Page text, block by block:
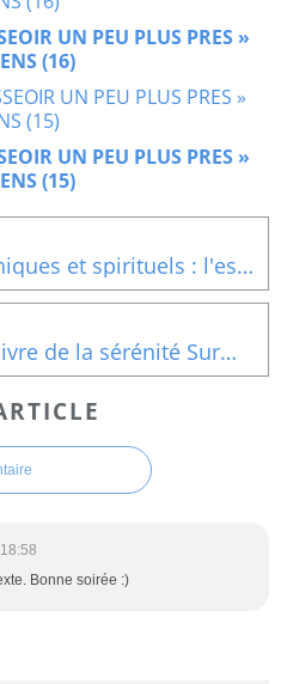
UN PEU PLUS PRES »
(16)
UN PEU PLUS PRES »
(15)
Beaux textes philosophiques et spirituels : l'espérance
Citations diverses : Le livre de la sérénité Surmonter le malheur et le chagrin, Savoir pardonner et
Bonne soirée :)